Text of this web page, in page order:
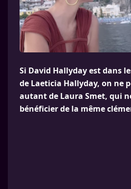
Si David Hallyday est dans
de Laeticia Hallyday, on ne
autant de Laura Smet, qui
bénéficier de la même